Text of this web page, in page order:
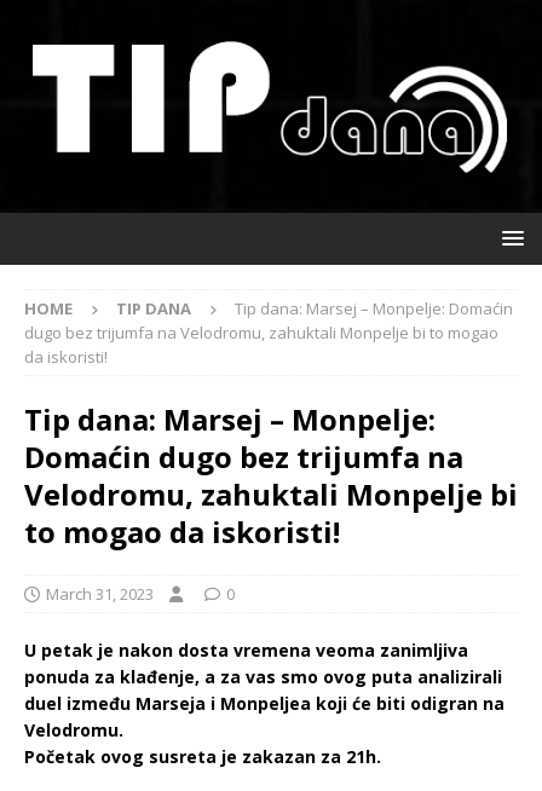
HOME TIP DANA
Tip dana: Marsej – Monpelje: Domaćin
dugo bez trijumfa na Velodromu, zahuktali Monpelje bi to mogao
da iskoristi!
Tip dana: Marsej – Monpelje:
Domaćin dugo bez trijumfa na
Velodromu, zahuktali Monpelje bi
to mogao da iskoristi!
March 31, 2023 0
U petak je nakon dosta vremena veoma zanimljiva
ponuda za klađenje, a za vas smo ovog puta analizirali
duel između Marseja i Monpeljea koji će biti odigran na
Velodromu.
Početak ovog susreta je zakazan za 21h.